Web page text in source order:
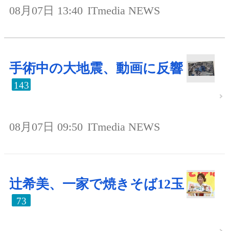
08月07日 13:40 ITmedia NEWS
手術中の大地震、動画に反響
143
08月07日 09:50 ITmedia NEWS
辻希美、一家で焼きそば12玉
73